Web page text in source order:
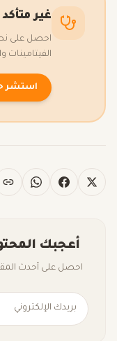
غير
احصل على
الفيتامينات
استشر
أعجبك
احصل على أحدث